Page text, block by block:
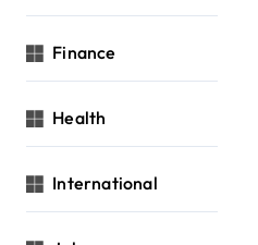
Finance
Health
International